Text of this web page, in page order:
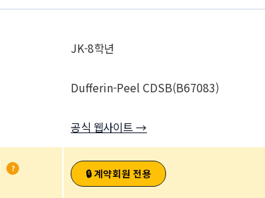
JK-8학년
Dufferin-Peel CDSB(B67083)
공식 웹사이트 →
? 🔒 계약회원 전용